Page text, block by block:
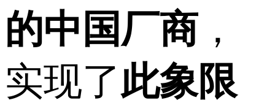
的中国厂商 ，
实现了此象限